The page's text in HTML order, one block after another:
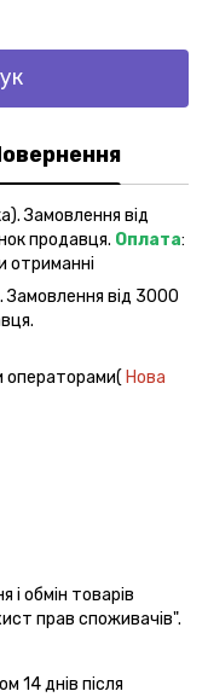
Замовлення від
продавця. Оплата:
отриманні
Замовлення від 3000
операторами( Нова
і обмін товарів
прав споживачів".
14 днів після